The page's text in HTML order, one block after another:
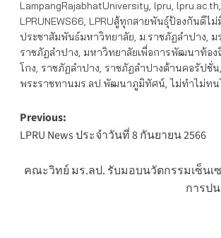
LampangRajabhatUniversity, lpru, lpru.ac.th,
LPRUNEWS66, LPRUสู้ทุกสายพันธุ์ป้องกันดีไม่
ประชาสัมพันธ์มหาวิทยาลัย, ม.ราชภัฏลำปาง, ม
ราชภัฏลำปาง, มหาวิทยาลัยเพื่อการพัฒนาท้อง
โกง, ราชภัฏลำปาง, ราชภัฏลำปางต้านคอรัปชั่น,
พระราชทานมร.ลป.พัฒนาภูมิทัศน์, ไม่ทำไม่ทน
Post
navigation
Previous:
LPRU News ประจำวันที่ 8 กันยายน 2566
คณะวิทย์ มร.ลป. รับมอบนวัตกรรมเซ็นเ
การป